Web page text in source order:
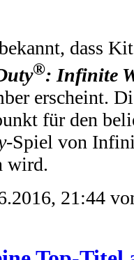
dass
®: Infinite
erscheint.
für den
-Spiel von
wird.
21:44